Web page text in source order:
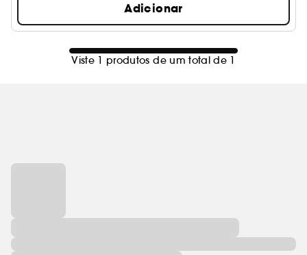
Adicionar
Viste 1 produtos de um total de 1